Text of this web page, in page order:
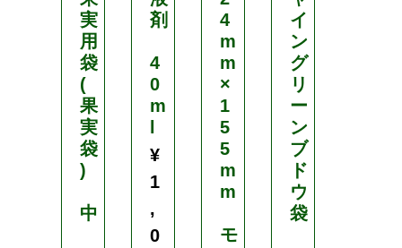
実
用
袋
(
果
実
袋
)
中
剤
4
0
m
¥
1
,
0
4
m
m
×
1
5
5
m
m
モ
イ
ン
グ
リ
ー
ン
ブ
ド
ウ
袋